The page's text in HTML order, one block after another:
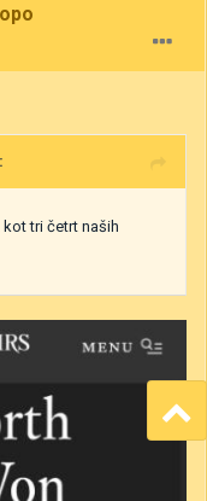
tri četrt naših